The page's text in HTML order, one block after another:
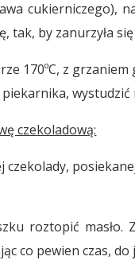
cukierniczego),
tak, by zanurzyła się
170ºC, z
piekarnika, wystudzić
czekoladową:
czekolady,
roztopić masło.
co pewien czas,